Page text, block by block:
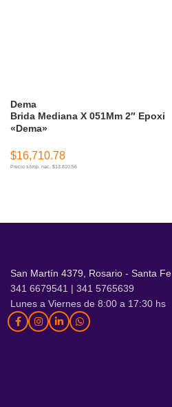
Brida Mediana X 051Mm 2″ Epoxi
«Dema»
Dema
$16,710.78
Precio s/imp. nac. $13.810,56
San Martín 4379, Rosario - Santa Fe
341 6679541 | 341 5765639
Lunes a Viernes de 8:00 a 17:30 hs